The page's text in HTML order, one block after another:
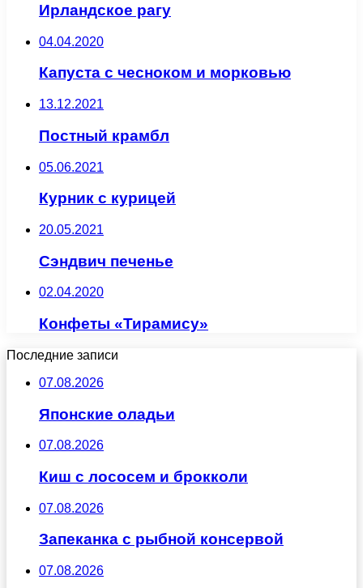
Ирландское рагу
04.04.2020
Капуста с чесноком и морковью
13.12.2021
Постный крамбл
05.06.2021
Курник с курицей
20.05.2021
Сэндвич печенье
02.04.2020
Конфеты «Тирамису»
Последние записи
07.08.2026
Японские оладьи
07.08.2026
Киш с лососем и брокколи
07.08.2026
Запеканка с рыбной консервой
07.08.2026